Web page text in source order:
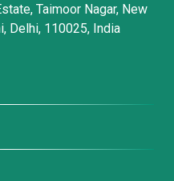
Taimoor Nagar, New
Delhi, 110025, India